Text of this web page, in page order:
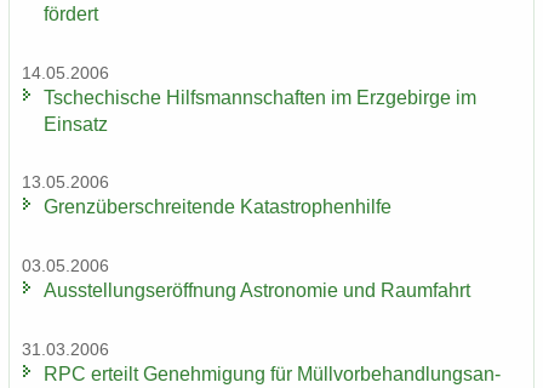
för­dert
14.05.2006
Tsche­chi­sche Hilfs­mann­schaf­ten im Erz­ge­bir­ge im
Ein­satz
13.05.2006
Grenz­über­schrei­ten­de Ka­ta­stro­phen­hil­fe
03.05.2006
Aus­stel­lungs­er­öff­nung As­tro­no­mie und Raum­fahrt
31.03.2006
RPC er­teilt Ge­neh­mi­gung für Müll­vor­be­hand­lungs­an­